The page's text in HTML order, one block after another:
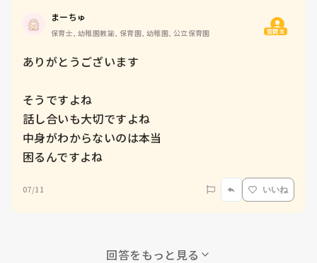
まーちゅ
保育士, 幼稚園教諭, 保育園, 幼稚園, 公立保育園 質問主
ありがとうございます
そうですよね
話し合いも大切ですよね
中身がわからないのは本当
困るんですよね
07/11 いいね
回答をもっと見る